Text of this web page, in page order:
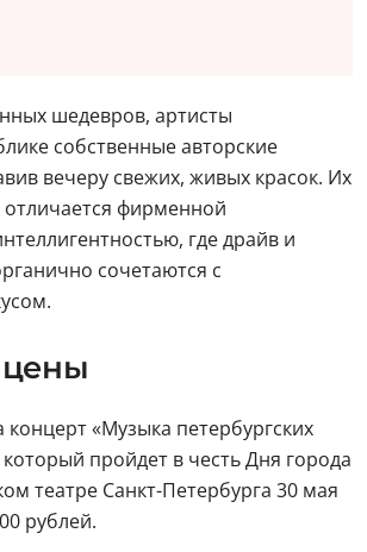
шедевров, артисты
собственные авторские
вечеру свежих, живых красок. Их
фирменной
где драйв и
сочетаются с
«Музыка петербургских
пройдет в честь Дня города
театре Санкт-Петербурга 30 мая
рублей.